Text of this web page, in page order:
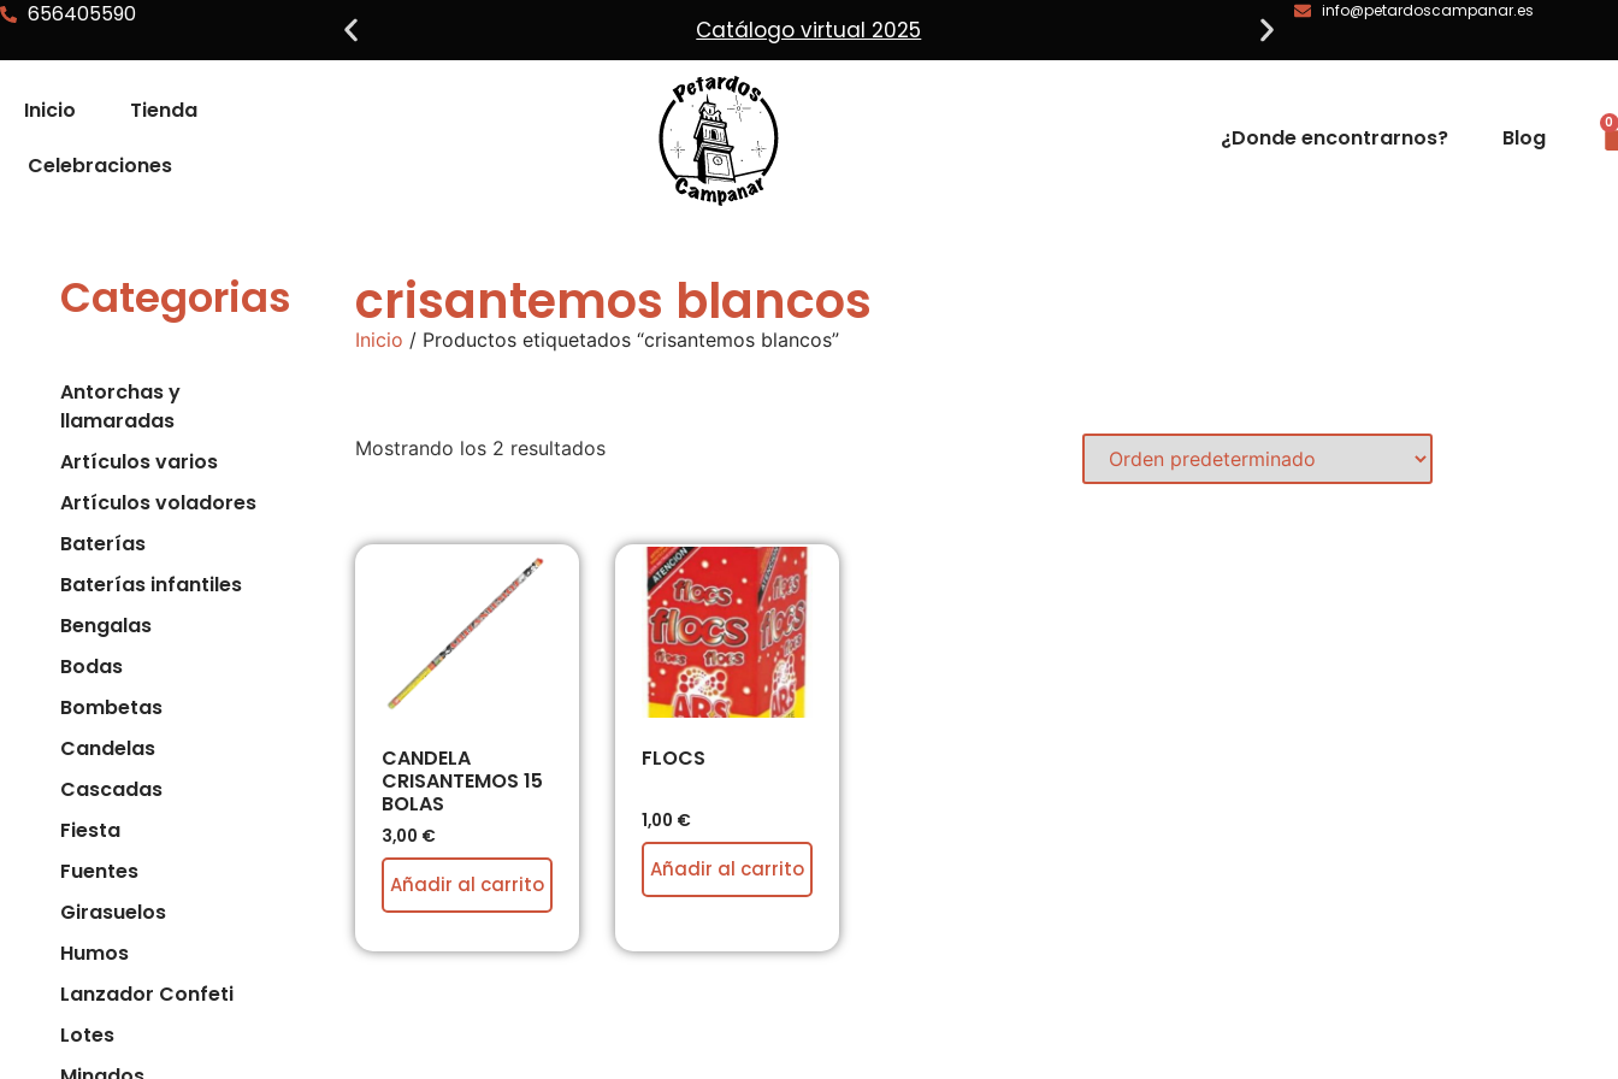
656405590 info@petardoscampanar.es
Inicio
Tienda
Celebraciones
¿Donde encontrarnos? Blog
0
Categorias
Antorchas y
llamaradas
Artículos varios
Artículos voladores
Baterías
Baterías infantiles
Bengalas
Bodas
Bombetas
Candelas
Cascadas
Fiesta
Fuentes
Girasuelos
Humos
Lanzador Confeti
Lotes
crisantemos blancos
Inicio / Productos etiquetados “crisantemos blancos”
Mostrando los 2 resultados
CANDELA
CRISANTEMOS 15
BOLAS
3,00 €
Añadir al carrito
FLOCS
1,00 €
Añadir al carrito